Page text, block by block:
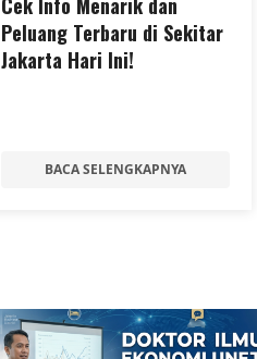
Peluang Terbaru di Sekitar
Jakarta Hari Ini!
BACA SELENGKAPNYA